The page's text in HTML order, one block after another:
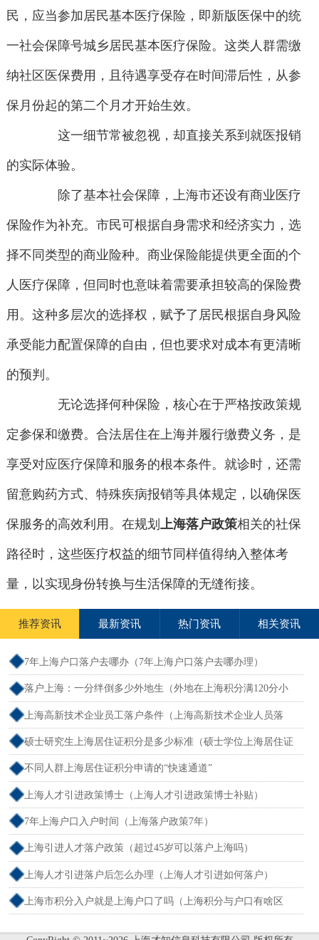
民，应当参加居民基本医疗保险，即新版医保中的统
一社会保障号城乡居民基本医疗保险。这类人群需缴
纳社区医保费用，且待遇享受存在时间滞后性，从参
保月份起的第二个月才开始生效。
这一细节常被忽视，却直接关系到就医报销
的实际体验。
除了基本社会保障，上海市还设有商业医疗
保险作为补充。市民可根据自身需求和经济实力，选
择不同类型的商业险种。商业保险能提供更全面的个
人医疗保障，但同时也意味着需要承担较高的保险费
用。这种多层次的选择权，赋予了居民根据自身风险
承受能力配置保障的自由，但也要求对成本有更清晰
的预判。
无论选择何种保险，核心在于严格按政策规
定参保和缴费。合法居住在上海并履行缴费义务，是
享受对应医疗保障和服务的根本条件。就诊时，还需
留意购药方式、特殊疾病报销等具体规定，以确保医
保服务的高效利用。在规划 上海落户政策相关的社保
路径时，这些医疗权益的细节同样值得纳入整体考
量，以实现身份转换与生活保障的无缝衔接。
推荐资讯 最新资讯 热门资讯 相关资讯
7年上海户口落户去哪办（7年上海户口落户去哪办理）
落户上海：一分绊倒多少外地生（外地在上海积分满120分小
孩可以考上海大学吗）
上海高新技术企业员工落户条件（上海高新技术企业人员落
户）
硕士研究生上海居住证积分是多少标准（硕士学位上海居住证
积分）
不同人群上海居住证积分申请的“快速通道”
上海人才引进政策博士（上海人才引进政策博士补贴）
7年上海户口入户时间（上海落户政策7年）
上海引进人才落户政策（超过45岁可以落户上海吗）
上海人才引进落户后怎么办理（上海人才引进如何落户）
上海市积分入户就是上海户口了吗（上海积分与户口有啥区